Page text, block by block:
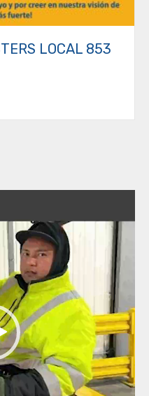
LOCAL 853